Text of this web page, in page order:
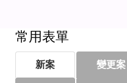
常用表單
新案 變更案